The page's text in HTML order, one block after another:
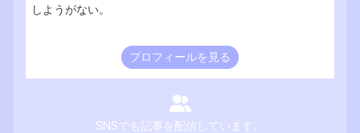
しようがない。
プロフィールを見る
SNSでも記事を配信しています。